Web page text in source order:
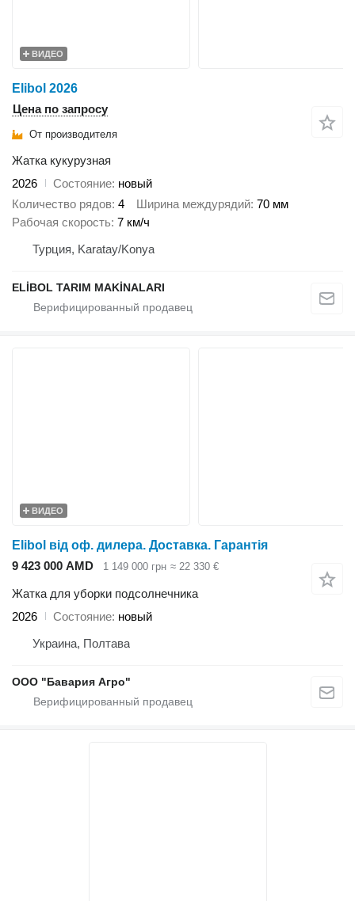
ВИДЕО
Elibol 2026
Цена по запросу
От производителя
Жатка кукурузная
2026
Состояние новый
Количество рядов 4 Ширина междурядий 70 мм
Рабочая скорость 7 км/ч
Турция, Karatay/Konya
ELİBOL TARIM MAKİNALARI
ВИДЕО
Elibol від оф. дилера. Доставка. Гарантія
9 423 000 AMD
1 149 000 грн ≈ 22 330 €
Жатка для уборки подсолнечника
2026
Состояние новый
Украина, Полтава
ООО "Бавария Агро"